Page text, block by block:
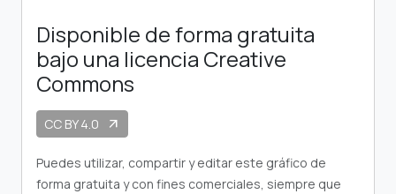
Disponible de forma gratuita
bajo una licencia Creative
Commons
CC BY 4.0 arrow_outward
Puedes utilizar, compartir y editar este gráfico de
forma gratuita y con fines comerciales, siempre que